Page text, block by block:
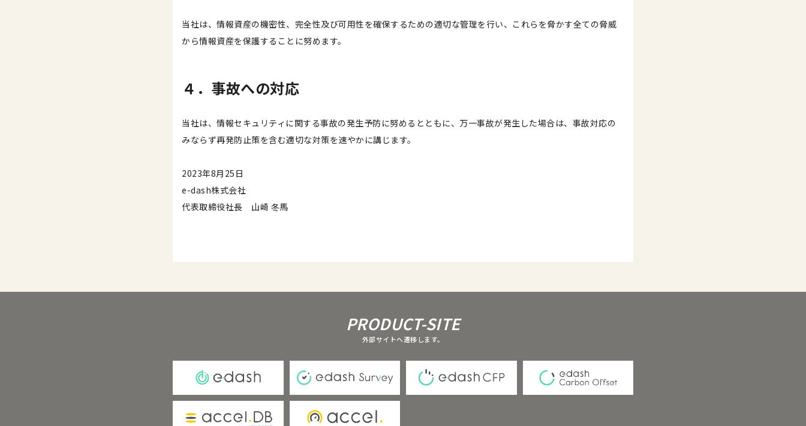
当社は、情報資産の機密性、完全性及び可用性を確保するための適切な管理を行い、これらを脅かす全ての脅威
から情報資産を保護することに努めます。
４．事故への対応
当社は、情報セキュリティに関する事故の発生予防に努めるとともに、万一事故が発生した場合は、事故対応の
みならず再発防止策を含む適切な対策を速やかに講じます。
2023年8月25日
e-dash株式会社
代表取締役社長 山崎 冬馬
PRODUCT-SITE
外部サイトへ遷移します。